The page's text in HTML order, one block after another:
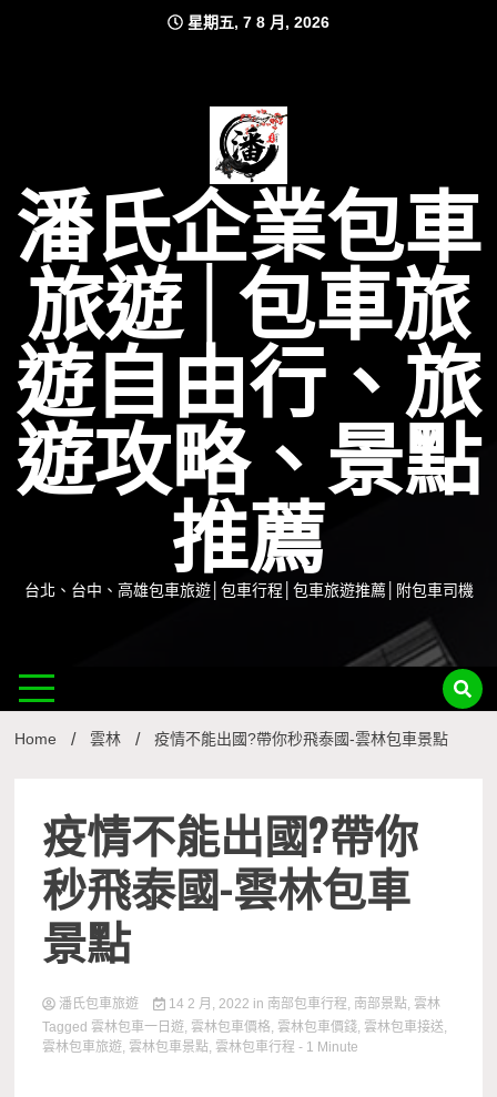
星期五, 7 8 月, 2026
潘氏企業包車
旅遊│包車旅
遊自由行、旅
遊攻略、景點
推薦
台北、台中、高雄包車旅遊│包車行程│包車旅遊推薦│附包車司機
Home 雲林 疫情不能出國?帶你秒飛泰國-雲林包車景點
疫情不能出國?帶你
秒飛泰國-雲林包車
景點
潘氏包車旅遊 14 2 月, 2022 in 南部包車行程, 南部景點, 雲林
Tagged 雲林包車一日遊, 雲林包車價格, 雲林包車價錢, 雲林包車接送,
雲林包車旅遊, 雲林包車景點, 雲林包車行程 - 1 Minute